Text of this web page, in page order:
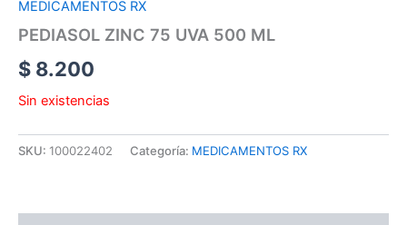
MEDICAMENTOS RX
PEDIASOL ZINC 75 UVA 500 ML
$ 8.200
Sin existencias
SKU: 100022402 Categoría: MEDICAMENTOS RX